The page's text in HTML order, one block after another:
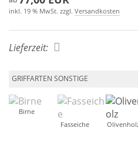
inkl. 19 % MwSt. zzgl. Versandkosten
Lieferzeit:
GRIFFARTEN SONSTIGE
Birne
Fasseiche